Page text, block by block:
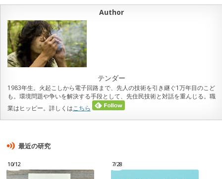
Author
テンダー
1983年生。火起こしから電子回路まで、先人の技術を引き継ぐ1万年目のこど
も。環境問題や争いを解決する手段として、先住民技術と対話を重んじる。職
業はヒッピー。詳しくは こちら
最近の研究
10/12 7/28